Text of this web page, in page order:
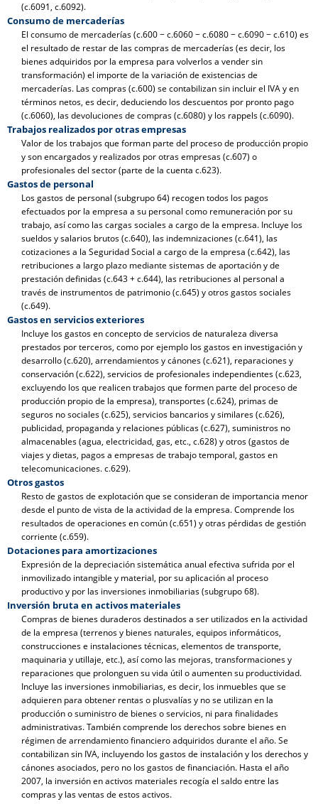
(c.6091, c.6092).
Consumo de mercaderías
El consumo de mercaderías (c.600 − c.6060 − c.6080 − c.6090 − c.610) es
el resultado de restar de las compras de mercaderías (es decir, los
bienes adquiridos por la empresa para volverlos a vender sin
transformación) el importe de la variación de existencias de
mercaderías. Las compras (c.600) se contabilizan sin incluir el IVA y en
términos netos, es decir, deduciendo los descuentos por pronto pago
(c.6060), las devoluciones de compras (c.6080) y los rappels (c.6090).
Trabajos realizados por otras empresas
Valor de los trabajos que forman parte del proceso de producción propio
y son encargados y realizados por otras empresas (c.607) o
profesionales del sector (parte de la cuenta c.623).
Gastos de personal
Los gastos de personal (subgrupo 64) recogen todos los pagos
efectuados por la empresa a su personal como remuneración por su
trabajo, así como las cargas sociales a cargo de la empresa. Incluye los
sueldos y salarios brutos (c.640), las indemnizaciones (c.641), las
cotizaciones a la Seguridad Social a cargo de la empresa (c.642), las
retribuciones a largo plazo mediante sistemas de aportación y de
prestación definidas (c.643 + c.644), las retribuciones al personal a
través de instrumentos de patrimonio (c.645) y otros gastos sociales
(c.649).
Gastos en servicios exteriores
Incluye los gastos en concepto de servicios de naturaleza diversa
prestados por terceros, como por ejemplo los gastos en investigación y
desarrollo (c.620), arrendamientos y cánones (c.621), reparaciones y
conservación (c.622), servicios de profesionales independientes (c.623,
excluyendo los que realicen trabajos que formen parte del proceso de
producción propio de la empresa), transportes (c.624), primas de
seguros no sociales (c.625), servicios bancarios y similares (c.626),
publicidad, propaganda y relaciones públicas (c.627), suministros no
almacenables (agua, electricidad, gas, etc., c.628) y otros (gastos de
viajes y dietas, pagos a empresas de trabajo temporal, gastos en
telecomunicaciones. c.629).
Otros gastos
Resto de gastos de explotación que se consideran de importancia menor
desde el punto de vista de la actividad de la empresa. Comprende los
resultados de operaciones en común (c.651) y otras pérdidas de gestión
corriente (c.659).
Dotaciones para amortizaciones
Expresión de la depreciación sistemática anual efectiva sufrida por el
inmovilizado intangible y material, por su aplicación al proceso
productivo y por las inversiones inmobiliarias (subgrupo 68).
Inversión bruta en activos materiales
Compras de bienes duraderos destinados a ser utilizados en la actividad
de la empresa (terrenos y bienes naturales, equipos informáticos,
construcciones e instalaciones técnicas, elementos de transporte,
maquinaria y utillaje, etc.), así como las mejoras, transformaciones y
reparaciones que prolonguen su vida útil o aumenten su productividad.
Incluye las inversiones inmobiliarias, es decir, los inmuebles que se
adquieren para obtener rentas o plusvalías y no se utilizan en la
producción o suministro de bienes o servicios, ni para finalidades
administrativas. También comprende los derechos sobre bienes en
régimen de arrendamiento financiero adquiridos durante el año. Se
contabilizan sin IVA, incluyendo los gastos de instalación y los derechos y
cánones asociados, pero no los gastos de financiación. Hasta el año
2007, la inversión en activos materiales recogía el saldo entre las
compras y las ventas de estos activos.